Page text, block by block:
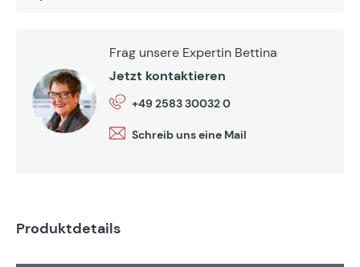
Frag unsere Expertin Bettina
Jetzt kontaktieren
+49 2583 30032 0
Schreib uns eine Mail
Produktdetails